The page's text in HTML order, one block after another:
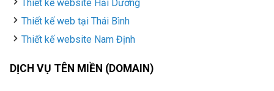
Thiết kế website Hải Dương
Thiết kế web tại Thái Bình
Thiết kế website Nam Định
DỊCH VỤ TÊN MIỀN (DOMAIN)